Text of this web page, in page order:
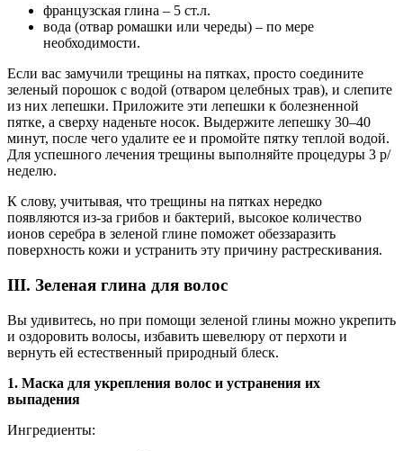
французская глина – 5 ст.л.
вода (отвар ромашки или череды) – по мере
необходимости.
Если вас замучили трещины на пятках, просто соедините
зеленый порошок с водой (отваром целебных трав), и слепите
из них лепешки. Приложите эти лепешки к болезненной
пятке, а сверху наденьте носок. Выдержите лепешку 30–40
минут, после чего удалите ее и промойте пятку теплой водой.
Для успешного лечения трещины выполняйте процедуры 3 р/
неделю.
К слову, учитывая, что трещины на пятках нередко
появляются из-за грибов и бактерий, высокое количество
ионов серебра в зеленой глине поможет обеззаразить
поверхность кожи и устранить эту причину растрескивания.
III. Зеленая глина для волос
Вы удивитесь, но при помощи зеленой глины можно укрепить
и оздоровить волосы, избавить шевелюру от перхоти и
вернуть ей естественный природный блеск.
1. Маска для укрепления волос и устранения их
выпадения
Ингредиенты: